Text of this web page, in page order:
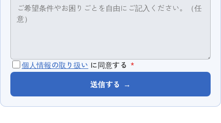
個人情報の取り扱い に同意する *
送信する →